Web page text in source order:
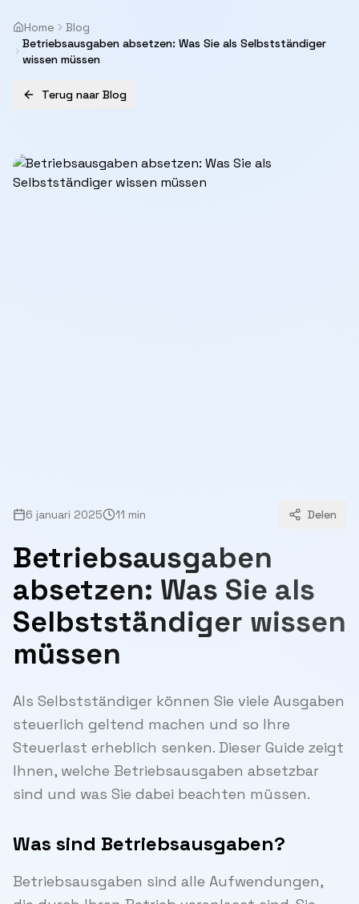
Home
Blog
Betriebsausgaben absetzen: Was Sie als Selbstständiger
wissen müssen
Terug naar Blog
6 januari 2025 11 min Delen
Betriebsausgaben
absetzen: Was Sie als
Selbstständiger wissen
müssen
Als Selbstständiger können Sie viele Ausgaben
steuerlich geltend machen und so Ihre
Steuerlast erheblich senken. Dieser Guide zeigt
Ihnen, welche Betriebsausgaben absetzbar
sind und was Sie dabei beachten müssen.
Was sind Betriebsausgaben?
Betriebsausgaben sind alle Aufwendungen,